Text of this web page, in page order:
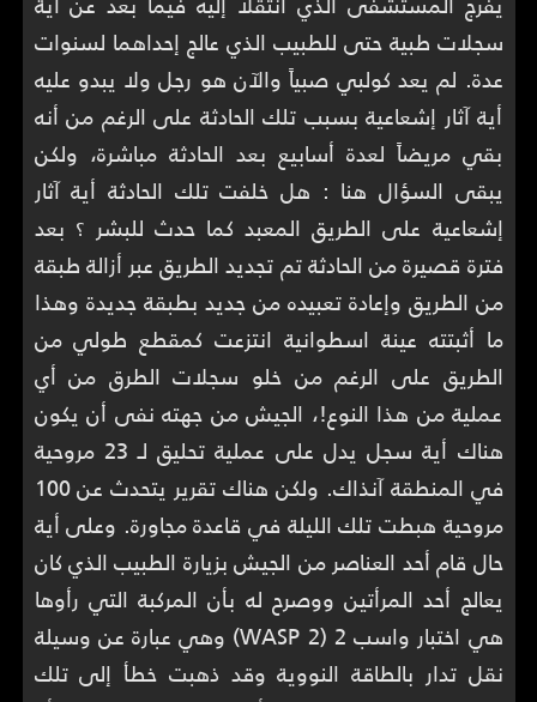
سجلات طبية حتى للطبيب الذي عالج إحداهما لسنوات
عدة. لم يعد كولبي صبياً والآن هو رجل ولا يبدو عليه
أية آثار إشعاعية بسبب تلك الحادثة على الرغم من أنه
بقي مريضاً لعدة أسابيع بعد الحادثة مباشرة، ولكن
يبقى السؤال هنا : هل خلفت تلك الحادثة أية آثار
إشعاعية على الطريق المعبد كما حدث للبشر ؟ بعد
فترة قصيرة من الحادثة تم تجديد الطريق عبر أزالة طبقة
من الطريق وإعادة تعبيده من جديد بطبقة جديدة وهذا
ما أثبتته عينة اسطوانية انتزعت كمقطع طولي من
الطريق على الرغم من خلو سجلات الطرق من أي
عملية من هذا النوع!، الجيش من جهته نفى أن يكون
هناك أية سجل يدل على عملية تحليق لـ 23 مروحية
في المنطقة آنذاك. ولكن هناك تقرير يتحدث عن 100
مروحية هبطت تلك الليلة في قاعدة مجاورة. وعلى أية
حال قام أحد العناصر من الجيش بزيارة الطبيب الذي كان
يعالج أحد المرأتين ووصرح له بأن المركبة التي رأوها
هي اختبار واسب 2 (WASP 2) وهي عبارة عن وسيلة
نقل تدار بالطاقة النووية وقد ذهبت خطأ إلى تلك